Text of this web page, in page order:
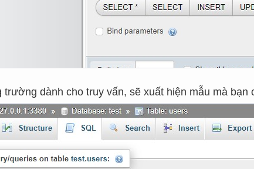
trường dành cho truy vấn, sẽ xuất hiện mẫu mà bạn